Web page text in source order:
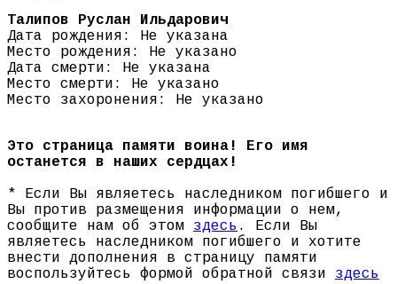
Талипов Руслан Ильдарович
Дата рождения: Не указана
Место рождения: Не указано
Дата смерти: Не указана
Место смерти: Не указано
Место захоронения: Не указано
Это страница памяти воина! Его имя
останется в наших сердцах!
* Если Вы являетесь наследником погибшего и
Вы против размещения информации о нем,
сообщите нам об этом здесь . Если Вы
являетесь наследником погибшего и хотите
внести дополнения в страницу памяти
воспользуйтесь формой обратной связи здесь